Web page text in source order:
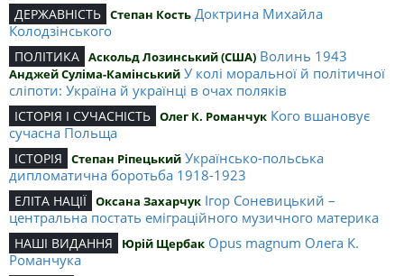
ДЕРЖАВНІСТЬ Степан Кость Доктрина Михайла
Колодзінського
ПОЛІТИКА Аскольд Лозинський (США) Волинь 1943
Анджей Суліма-Камінський У колі моральної й політичної
сліпоти: Україна й українці в очах поляків
ІСТОРІЯ І СУЧАСНІСТЬ Олег К. Романчук Кого вшановує
сучасна Польща
ІСТОРІЯ Степан Ріпецький Українсько-польська
дипломатична боротьба 1918-1923
ЕЛІТА НАЦІЇ Оксана Захарчук Ігор Соневицький –
центральна постать еміграційного музичного материка
НАШІ ВИДАННЯ Юрій Щербак Opus magnum Олега К.
Романчука